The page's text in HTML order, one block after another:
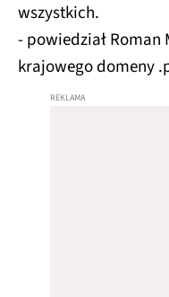
wszystkich.
- powiedział
krajowego domeny